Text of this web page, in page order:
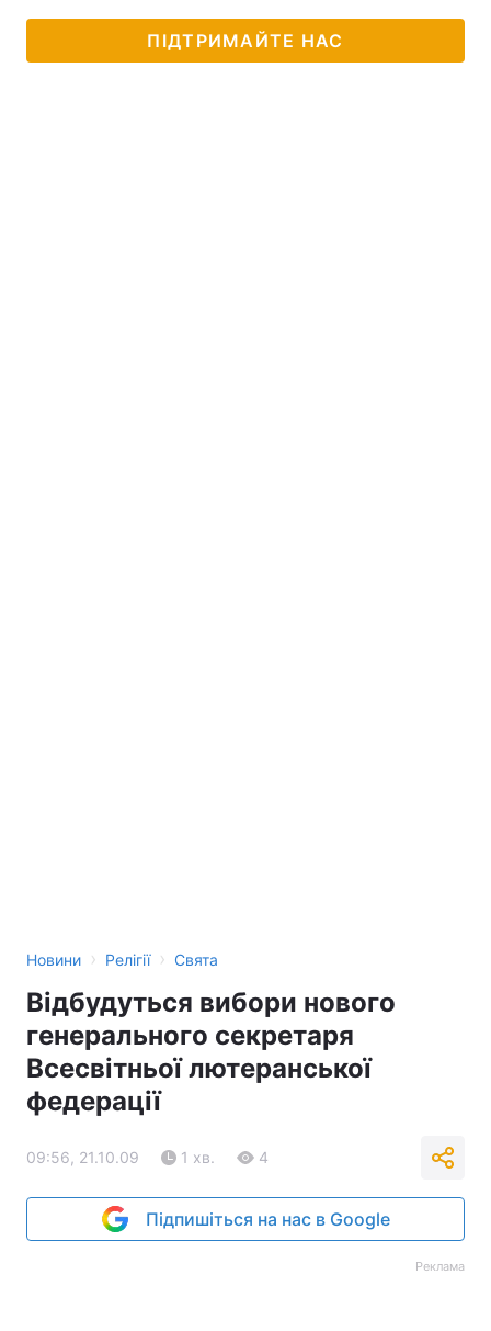
ПІДТРИМАЙТЕ НАС
Новини › Релігії › Свята
Відбудуться вибори нового
генерального секретаря
Всесвітньої лютеранської
федерації
09:56, 21.10.09 1 хв. 4
Підпишіться на нас в Google
Реклама